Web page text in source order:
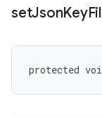
setJsonKey
protected